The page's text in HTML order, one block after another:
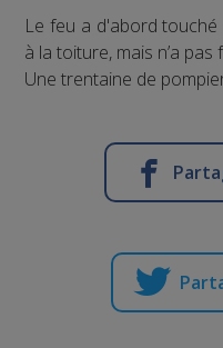
Le feu a d'abord
à la toiture, mais n’a pas
Une trentaine de